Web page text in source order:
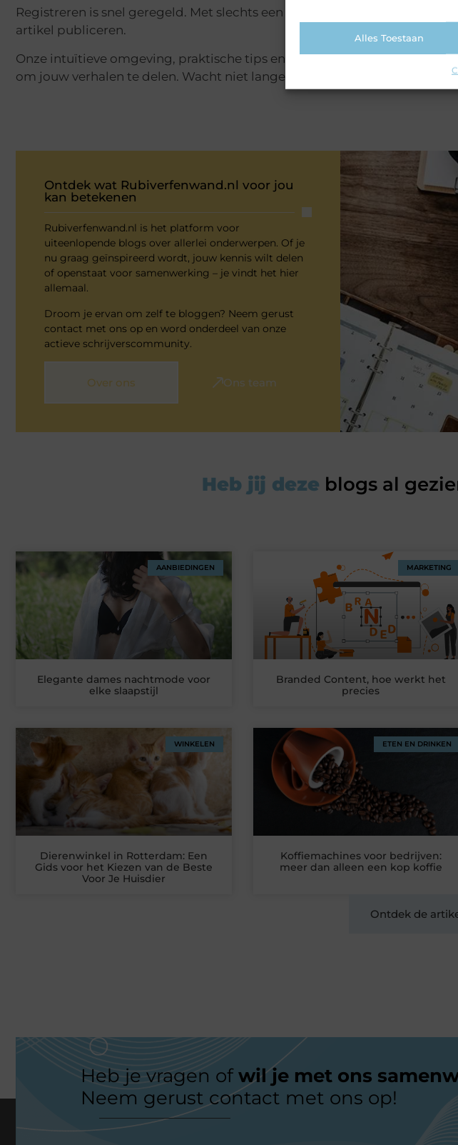
Alles Toestaan
Registreren is snel geregeld. Met slechts een paar gegevens kun je
artikel publiceren.
Onze intuïtieve omgeving, praktische tips en brede lezersbasis maken
om jouw verhalen te delen. Wacht niet langer – meld je aan en laat jouw
Ontdek wat Rubiverfenwand.nl voor jou
kan betekenen
Rubiverfenwand.nl is het platform voor
uiteenlopende blogs over allerlei onderwerpen. Of je
nu graag geïnspireerd wordt, jouw kennis wilt delen
of openstaat voor samenwerking – je vindt het hier
allemaal.
Droom je ervan om zelf te bloggen? Neem gerust
contact met ons op en word onderdeel van onze
actieve schrijverscommunity.
Over ons Ons team
Heb jij deze blogs al
AANBIEDINGEN
Elegante dames nachtmode voor
elke slaapstijl
MARKETING
Branded Content, hoe werkt het
precies
WINKELEN
Dierenwinkel in Rotterdam: Een
Gids voor het Kiezen van de Beste
Voor Je Huisdier
ETEN EN DRINKEN
Koffiemachines voor bedrijven:
meer dan alleen een kop koffie
Ontdek de
Heb je vragen ofwil je met ons
Neem gerust contact met ons op!